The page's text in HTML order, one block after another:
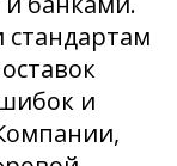
стандартам
и